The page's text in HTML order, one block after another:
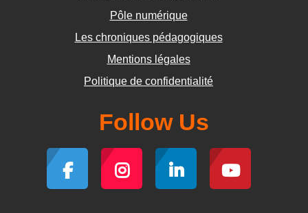
Pôle numérique
Les chroniques pédagogiques
Mentions légales
Politique de confidentialité
Follow Us